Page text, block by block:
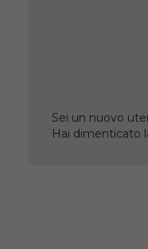
Sei un nuovo
Hai dimenticato